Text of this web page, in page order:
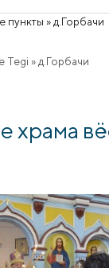
пункты » д.Горбачи
Tegi » д.Горбачи
храма